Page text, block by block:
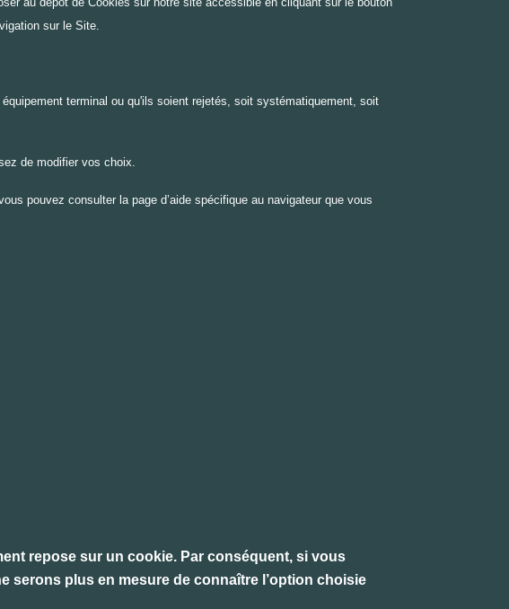
sur le Site.
terminal ou qu'ils soient rejetés, soit systématiquement, soit
de modifier vos choix.
pouvez consulter la page d’aide spécifique au navigateur que vous
repose sur un cookie. Par conséquent, si vous
serons plus en mesure de connaître l’option choisie